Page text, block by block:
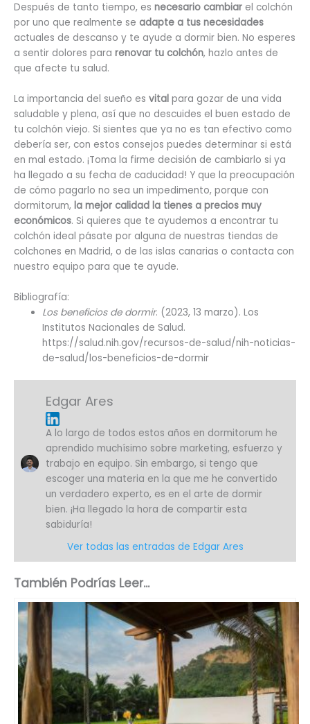
Después de tanto tiempo, es necesario cambiar el colchón
por uno que realmente se adapte a tus necesidades
actuales de descanso y te ayude a dormir bien. No esperes
a sentir dolores para renovar tu colchón, hazlo antes de
que afecte tu salud.
La importancia del sueño es vital para gozar de una vida
saludable y plena, así que no descuides el buen estado de
tu colchón viejo. Si sientes que ya no es tan efectivo como
debería ser, con estos consejos puedes determinar si está
en mal estado. ¡Toma la firme decisión de cambiarlo si ya
ha llegado a su fecha de caducidad! Y que la preocupación
de cómo pagarlo no sea un impedimento, porque con
dormitorum, la mejor calidad la tienes a precios muy
económicos. Si quieres que te ayudemos a encontrar tu
colchón ideal pásate por alguna de nuestras tiendas de
colchones en Madrid, o de las islas canarias o contacta con
nuestro equipo para que te ayude.
Bibliografía:
Los beneficios de dormir. (2023, 13 marzo). Los
Institutos Nacionales de Salud.
https://salud.nih.gov/recursos-de-salud/nih-noticias-
de-salud/los-beneficios-de-dormir
Edgar Ares
A lo largo de todos estos años en dormitorum he
aprendido muchísimo sobre marketing, esfuerzo y
trabajo en equipo. Sin embargo, si tengo que
escoger una materia en la que me he convertido
un verdadero experto, es en el arte de dormir
bien. ¡Ha llegado la hora de compartir esta
sabiduría!
Ver todas las entradas de Edgar Ares
También Podrías Leer...